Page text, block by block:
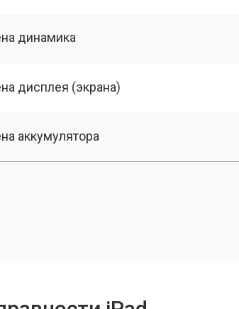
динамика
дисплея (экрана)
аккумулятора